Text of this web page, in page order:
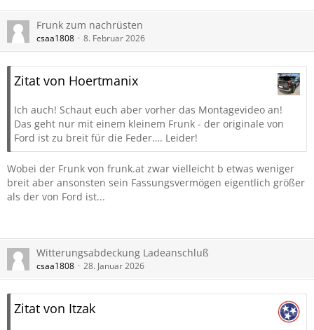
Frunk zum nachrüsten
csaa1808 8. Februar 2026
Zitat von Hoertmanix
Ich auch! Schaut euch aber vorher das Montagevideo an!
Das geht nur mit einem kleinem Frunk - der originale von
Ford ist zu breit für die Feder…. Leider!
Wobei der Frunk von frunk.at zwar vielleicht b etwas weniger
breit aber ansonsten sein Fassungsvermögen eigentlich größer
als der von Ford ist...
Witterungsabdeckung Ladeanschluß
csaa1808 28. Januar 2026
Zitat von Itzak